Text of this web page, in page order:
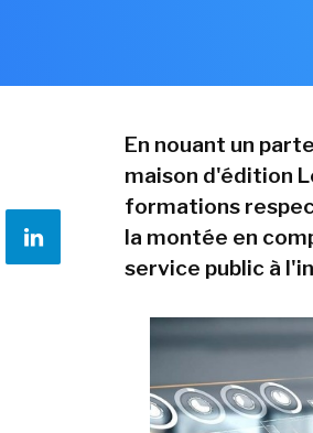
En nouant un
maison d'édition
formations
la montée en
service public à